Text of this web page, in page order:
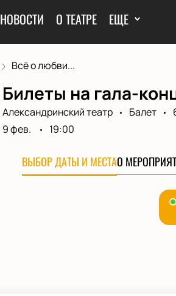
НОВОСТИ О ТЕАТРЕ ЕЩЕ
Всё о любви...
Билеты на гала-
Александринский театр Балет
9 фев.
19:00
ВЫБОР ДАТЫ И МЕСТАО